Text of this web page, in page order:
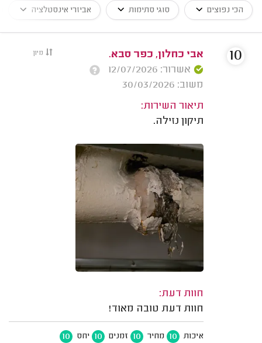
הכי נפוצים סוגי סתימות אביזרי אינסטלציה
מיון
אבי כחלון, כפר סבא.
אשרור: 12/07/2026
משוב: 30/03/2026
תיאור השירות:
תיקון נזילה.
חוות דעת:
חוות דעת טובה מאוד!
איכות 10 מחיר 10 זמנים 10 יחס 10
10